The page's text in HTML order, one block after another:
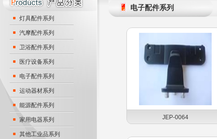
灯具配件系列
汽摩配件系列
卫浴配件系列
医疗设备系列
电子配件系列
运动器材系列
能源配件系列
家用电器系列
其他工业品系列
电子配件系列
JEP-0064